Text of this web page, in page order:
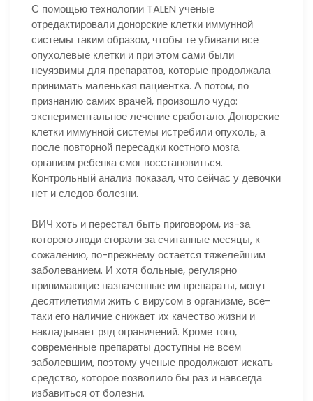
С помощью технологии TALEN ученые
отредактировали донорские клетки иммунной
системы таким образом, чтобы те убивали все
опухолевые клетки и при этом сами были
неуязвимы для препаратов, которые продолжала
принимать маленькая пациентка. А потом, по
признанию самих врачей, произошло чудо:
экспериментальное лечение сработало. Донорские
клетки иммунной системы истребили опухоль, а
после повторной пересадки костного мозга
организм ребенка смог восстановиться.
Контрольный анализ показал, что сейчас у девочки
нет и следов болезни.
ВИЧ хоть и перестал быть приговором, из-за
которого люди сгорали за считанные месяцы, к
сожалению, по-прежнему остается тяжелейшим
заболеванием. И хотя больные, регулярно
принимающие назначенные им препараты, могут
десятилетиями жить с вирусом в организме, все-
таки его наличие снижает их качество жизни и
накладывает ряд ограничений. Кроме того,
современные препараты доступны не всем
заболевшим, поэтому ученые продолжают искать
средство, которое позволило бы раз и навсегда
избавиться от болезни.